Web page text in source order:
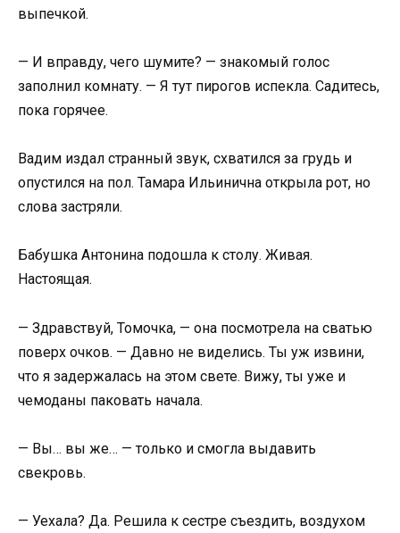
выпечкой.
— И вправду, чего шумите? — знакомый голос
заполнил комнату. — Я тут пирогов испекла. Садитесь,
пока горячее.
Вадим издал странный звук, схватился за грудь и
опустился на пол. Тамара Ильинична открыла рот, но
слова застряли.
Бабушка Антонина подошла к столу. Живая.
Настоящая.
— Здравствуй, Томочка, — она посмотрела на сватью
поверх очков. — Давно не виделись. Ты уж извини,
что я задержалась на этом свете. Вижу, ты уже и
чемоданы паковать начала.
— Вы… вы же… — только и смогла выдавить
свекровь.
— Уехала? Да. Решила к сестре съездить, воздухом